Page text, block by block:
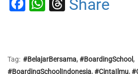
Share
Tag: #BelajarBersama,#BoardingSchool,
#BoardingSchoolIndonesia,#CintaIlmu,